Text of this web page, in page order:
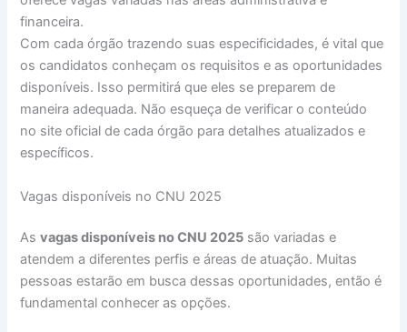
financeira.
Com cada órgão trazendo suas especificidades, é vital que
os candidatos conheçam os requisitos e as oportunidades
disponíveis. Isso permitirá que eles se preparem de
maneira adequada. Não esqueça de verificar o conteúdo
no site oficial de cada órgão para detalhes atualizados e
específicos.
Vagas disponíveis no CNU 2025
Asvagas disponíveis no CNU 2025 são variadas e
atendem a diferentes perfis e áreas de atuação. Muitas
pessoas estarão em busca dessas oportunidades, então é
fundamental conhecer as opções.